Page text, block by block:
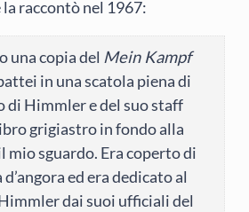
raccontò nel 1967:
una copia del Mein Kampf
in una scatola piena di
di Himmler e del suo staff
grigiastro in fondo alla
mio sguardo. Era coperto di
ed era dedicato al
dai suoi ufficiali del